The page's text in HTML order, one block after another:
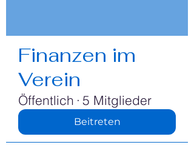
Finanzen im
Verein
Öffentlich · 5 Mitglieder
Beitreten